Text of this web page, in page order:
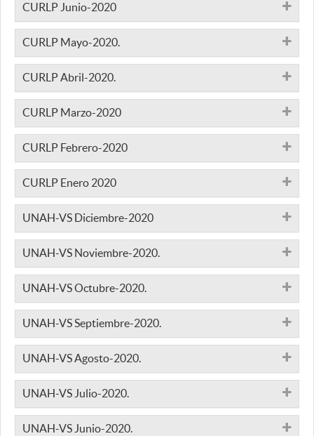
CURLP Junio-2020
CURLP Mayo-2020.
CURLP Abril-2020.
CURLP Marzo-2020
CURLP Febrero-2020
CURLP Enero 2020
UNAH-VS Diciembre-2020
UNAH-VS Noviembre-2020.
UNAH-VS Octubre-2020.
UNAH-VS Septiembre-2020.
UNAH-VS Agosto-2020.
UNAH-VS Julio-2020.
UNAH-VS Junio-2020.